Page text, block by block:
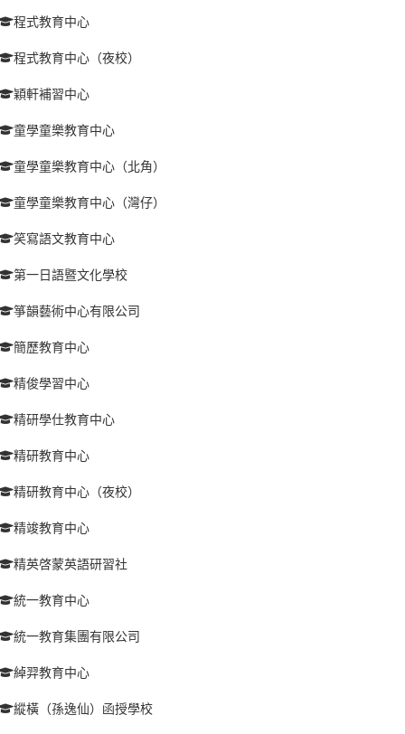
程式教育中心
程式教育中心（夜校）
穎軒補習中心
童學童樂教育中心
童學童樂教育中心（北角）
童學童樂教育中心（灣仔）
笑寫語文教育中心
第一日語暨文化學校
箏韻藝術中心有限公司
簡歷教育中心
精俊學習中心
精研學仕教育中心
精研教育中心
精研教育中心（夜校）
精竣教育中心
精英啓蒙英語研習社
統一教育中心
統一教育集團有限公司
綽羿教育中心
縱橫（孫逸仙）函授學校